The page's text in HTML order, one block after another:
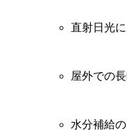
直射日光
屋外での
水分補給